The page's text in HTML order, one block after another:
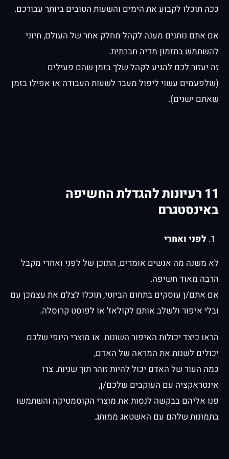
ככה תוכלו לקבוע את הימים והשעות הטובים ביותר עבורכם.
אם אתם נותנים מענה לקהל מחלק אחר של העולם, חיוני
להשתמש בתזמון מדיה חברתית.
זה יעזור לכם להגיע לקהל שלך בזמן שהם פעילים
(שלפעמים עשוי ליפול מעבר לשעות העבודה או אפילו בזמן
שאתם ישנים).
11 רעיונות להגדלת החשיפה
באינסטגרם
לפני ואחרי
לא משנה מה אנשים אומרים, התוכן של לפני ואחרי מקבל
הרבה מאוד חשיפה.
אם אתם/ן עוסקים בתחום הביוטי, תוכלו לצלם את עצמכן עם
ובלי איפור ולשלב אותם לקולאז' או לפוסט קרוסלה.
הראו כיצד יכולות האיפור השונות או מוצרי היופי שלכם
יכולים לשנות את המראה של האדם,
כמה העור של האדם יכול להיות זוהר תוך שניות. צרו
אינטראקציה עם העוקבים שלכם/ן,
פנו אליהם בבקשה לנסות את מוצרי הקוסמטיקה והשתמשו
בתמונות שלהם עם האשטאג ממותג.